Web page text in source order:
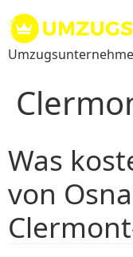
Inhalt
springen
Was
von